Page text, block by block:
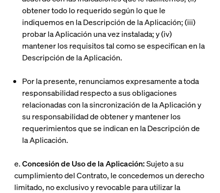
obtener todo lo requerido según lo que le
indiquemos en la Descripción de la Aplicación; (iii)
probar la Aplicación una vez instalada; y (iv)
mantener los requisitos tal como se especifican en la
Descripción de la Aplicación.
Por la presente, renunciamos expresamente a toda
responsabilidad respecto a sus obligaciones
relacionadas con la sincronización de la Aplicación y
su responsabilidad de obtener y mantener los
requerimientos que se indican en la Descripción de
la Aplicación.
e.Concesión de Uso de la Aplicación:Sujeto a su
cumplimiento del Contrato, le concedemos un derecho
limitado, no exclusivo y revocable para utilizar la